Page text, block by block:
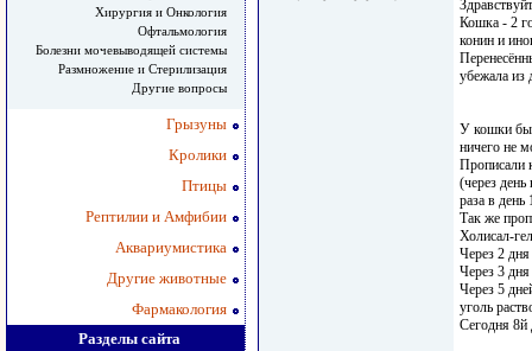
Хирургия и Онкология
Офтальмология
Болезни мочевыводящей системы
Размножение и Стерилизация
Другие вопросы
Грызуны
Кролики
Птицы
Рептилии и Амфибии
Аквариумистика
Другие животные
Фармакология
Разделы сайта
Кошка - 2
конин и
убежала из
У кошки
ничего не
Прописали
(через
раза в день
Так же
Холисал-
Через 2
Через 3 дня
Через 5
уголь
Сегодня 8й